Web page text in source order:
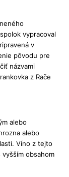
vypracoval
v
pôvodu pre
názvami
z Rače
alebo
alebo
Víno z tejto
obsahom